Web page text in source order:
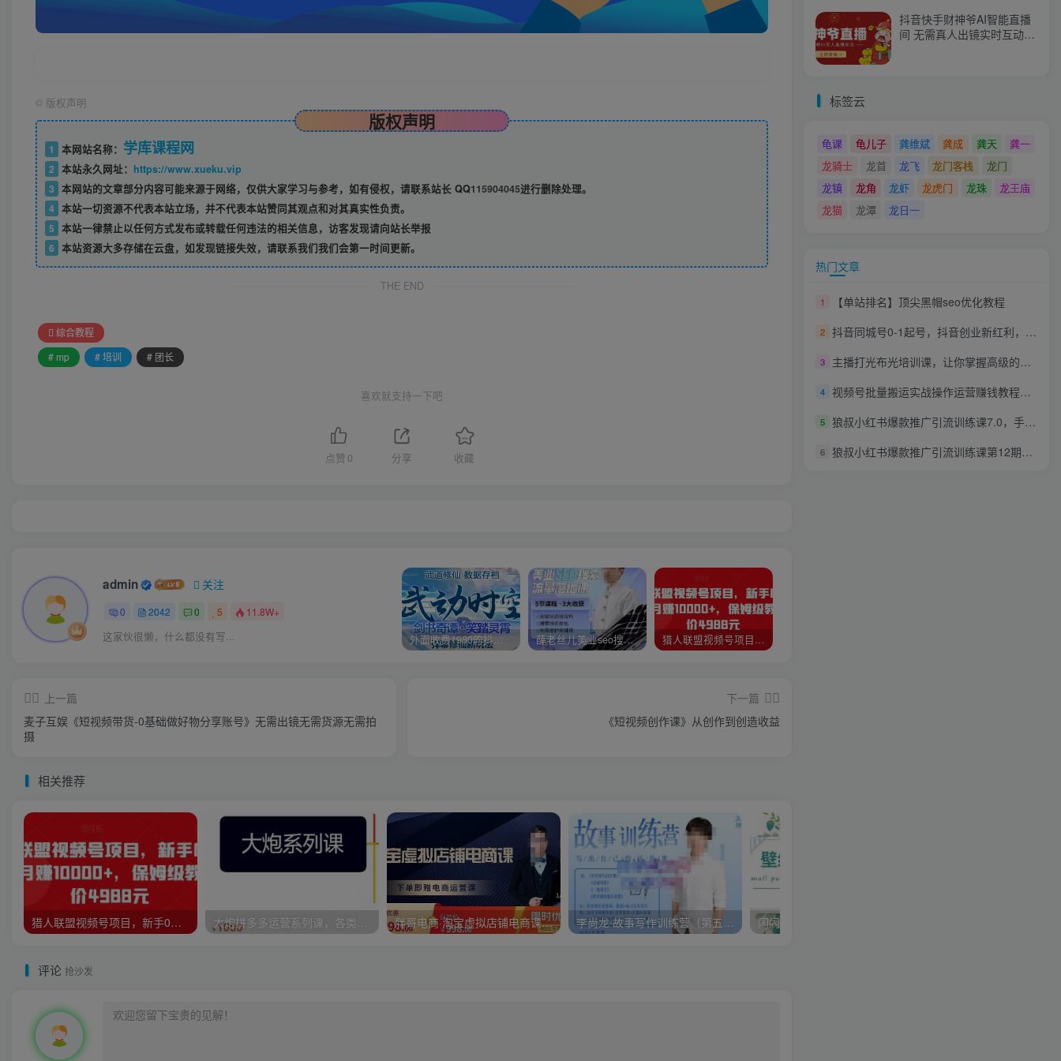
© 版权声明
版权声明
1 本网站名称： 学库课程网
2 本站永久网址： https://www.xueku.vip
3 本网站的文章部分内容可能来源于网络，仅供大家学习与参考，如有侵权，请联系站长 QQ115904045进行删除处理。
4 本站一切资源不代表本站立场，并不代表本站赞同其观点和对其真实性负责。
5 本站一律禁止以任何方式发布或转载任何违法的相关信息，访客发现请向站长举报
6 本站资源大多存储在云盘，如发现链接失效，请联系我们我们会第一时间更新。
THE END
综合教程
# mp
# 培训 # 团长
喜欢就支持一下吧
点赞 0 分享 收藏
admin 关注
0 2042 0 5 11.8W+
这家伙很懒，什么都没有写... 外面收费1980的抖音武动时空直播项目，无需真人出镜，实时互动直播【软件+详细教程】 薛老丝儿美业seo搜索流量落地课，一周暴涨20w粉丝，全干货讲解 猎人联盟视频号项目，新手0基础轻松月赚10000+，保姆级教程原价4988元
上一篇
麦子互娱《短视频带货-0基础做好物分享账号》无需出镜无需货源无需拍
摄
下一篇
《短视频创作课》从创作到创造收益
相关推荐
猎人联盟视频号项目，新手0基础轻松月赚10000+，保姆级教程原价4988元 大炮拼多多运营系列课，各类​玩法合集，拼多多运营玩法实操 胖哥电商·淘宝虚拟店铺电商课，解决小白做电商的困惑，新人一台手机也能做电商 李尚龙·故事写作训练营（第五期），帮助你完成（精读、精写、练习、点评、复盘）的完整闭环
评论 抢沙发
抖音快手财神爷AI智能直播
间 无需真人出镜实时互动
标签云
龟课 龟儿子 龚维斌 龚成 龚天
龚一
龙骑士
龙首 龙飞 龙门客栈
龙门
龙镇
龙角 龙虾 龙虎门 龙珠
龙王庙
龙猫
龙潭 龙日一
热门文章
1 【单站排名】顶尖黑帽seo优化教程
2 抖音同城号0-1起号，抖音创业新红利，2021年-2022年做同城号都不晚
3 主播打光布光培训课，让你掌握高级的打光方式，提升直播间画面质量
4 视频号批量搬运实战操作运营赚钱教程，傻瓜式批量制作高质量内容【附视频教程+PPT】
5 狼叔小红书爆款推广引流训练课7.0，手把手带你玩转小红书
6 狼叔小红书爆款推广引流训练课第12期，手把手带你玩转小红书